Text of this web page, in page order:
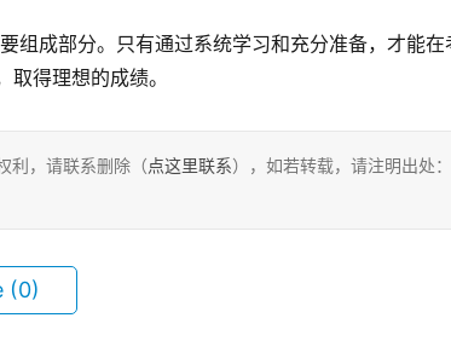
得理想的成绩。
利，请联系删除（点这里联系），如若转载，请注明出处：
(0)